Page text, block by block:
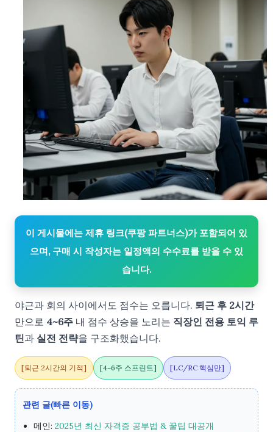
이 게시물에는 제휴 링크(쿠팡 파트너스)가 포함되어 있
으며, 구매 시 작성자는 일정액의 수수료를 받을 수 있
습니다.
야근과 회의 사이에서도 점수는 오릅니다. 퇴근 후 2시간
만으로 4~6주 내 점수 상승을 노리는 직장인 전용 토익 루
틴과 실전 전략을 구조화했습니다.
[퇴근 2시간의 기적] [4~6주 스프린트] [LC/RC 핵심만]
관련 글(빠른 이동)
메인: 2025년 최신 자격증 공부법 & 꿀팁 대공개